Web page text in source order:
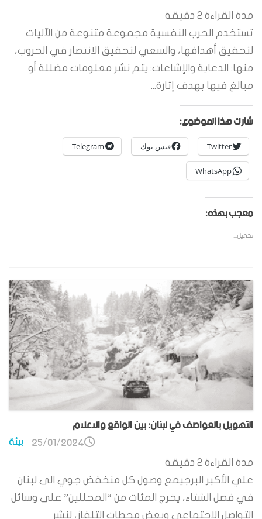
مدة القراءة 2 دقيقة
تستخدم الحرب النفسية مجموعة متنوعة من الآليات
لتحقيق أهدافها، والسعي لتحقيق الانتصار في الحروب،
منها: الدعاية والإشاعات: يتم نشر معلومات مضللة أو
مبالغ فيها بهدف إثارة...
شارك هذا الموضوع:
Twitter فيس بوك Telegram
WhatsApp
معجب بهذه:
تحميل...
التهويل بالعواصف في لبنان: بين الواقع والاعلام
بيئة 25/01/2024
مدة القراءة 2 دقيقة
علي الأكبر البرجيمع وصول كل منخفض جوي الى لبنان
في فصل الشتاء، يخرج المئات من “المحللين” على وسائل
التواصل الاجتماعي وبعض محطات التلفاز، لنشر